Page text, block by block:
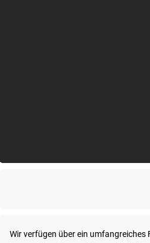
Wir verfügen über ein